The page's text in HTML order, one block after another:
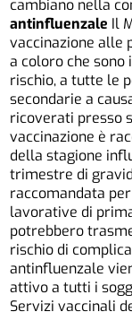
cambiano nella
antinfluenzale Il
vaccinazione alle
a coloro che
rischio, a tutte le
secondarie a
ricoverati presso
vaccinazione è
della stagione
trimestre di
raccomandata
lavorative di
potrebbero
rischio di
antinfluenzale
attivo a tutti i
Servizi vaccinali